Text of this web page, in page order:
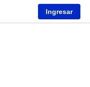
Ingresar